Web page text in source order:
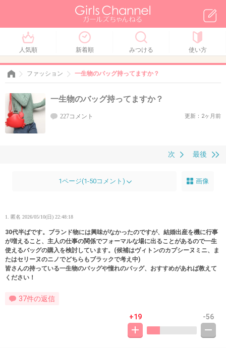
人気順 新着順 みつける 使い方
ファッション 一生物のバッグ持ってますか？
一生物のバッグ持ってますか？
227コメント 更新：2ヶ月前
最後
次
1ページ(1-50コメント) 画像
1. 匿名 2026/05/10(日) 22:48:18
30代半ばです。ブランド物には興味がなかったのですが、結婚出産を機に行事
が増えること、主人の仕事の関係でフォーマルな場に出ることがあるので一生
使えるバッグの購入を検討しています。(候補はヴィトンのカプシーヌミニ、ま
たはセリーヌのニノでどちらもブラックで考え中)
皆さんの持っている一生物のバッグや憧れのバッグ、おすすめがあれば教えて
ください！
37件の返信
+19 -56